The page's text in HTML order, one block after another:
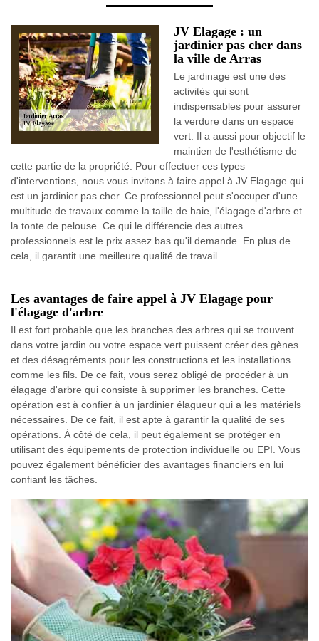
JV Elagage : un
jardinier pas cher dans
la ville de Arras
Le jardinage est une des
activités qui sont
indispensables pour assurer
la verdure dans un espace
vert. Il a aussi pour objectif le
maintien de l'esthétisme de
cette partie de la propriété. Pour effectuer ces types
d'interventions, nous vous invitons à faire appel à JV Elagage qui
est un jardinier pas cher. Ce professionnel peut s'occuper d'une
multitude de travaux comme la taille de haie, l'élagage d'arbre et
la tonte de pelouse. Ce qui le différencie des autres
professionnels est le prix assez bas qu'il demande. En plus de
cela, il garantit une meilleure qualité de travail.
Les avantages de faire appel à JV Elagage pour
l'élagage d'arbre
Il est fort probable que les branches des arbres qui se trouvent
dans votre jardin ou votre espace vert puissent créer des gènes
et des désagréments pour les constructions et les installations
comme les fils. De ce fait, vous serez obligé de procéder à un
élagage d'arbre qui consiste à supprimer les branches. Cette
opération est à confier à un jardinier élagueur qui a les matériels
nécessaires. De ce fait, il est apte à garantir la qualité de ses
opérations. À côté de cela, il peut également se protéger en
utilisant des équipements de protection individuelle ou EPI. Vous
pouvez également bénéficier des avantages financiers en lui
confiant les tâches.